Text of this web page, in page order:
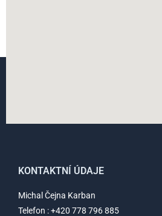
KONTAKTNÍ ÚDAJE
Michal Čejna Karban
Telefon : +420 778 796 885